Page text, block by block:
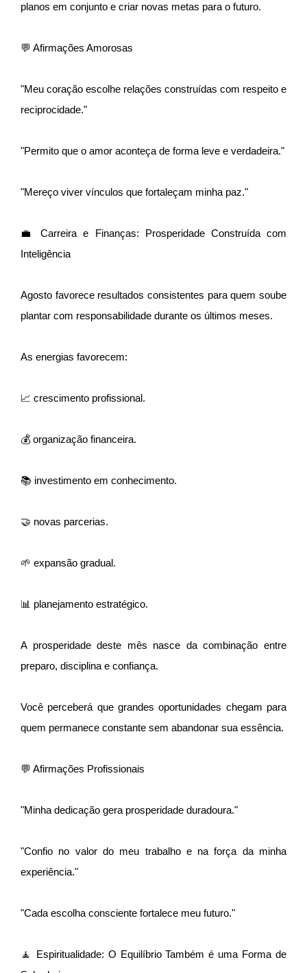
planos em conjunto e criar novas metas para o futuro.
💬 Afirmações Amorosas
"Meu coração escolhe relações construídas com respeito e
reciprocidade."
"Permito que o amor aconteça de forma leve e verdadeira."
"Mereço viver vínculos que fortaleçam minha paz."
💼 Carreira e Finanças: Prosperidade Construída com
Inteligência
Agosto favorece resultados consistentes para quem soube
plantar com responsabilidade durante os últimos meses.
As energias favorecem:
📈 crescimento profissional.
💰 organização financeira.
📚 investimento em conhecimento.
🤝 novas parcerias.
🌱 expansão gradual.
📊 planejamento estratégico.
A prosperidade deste mês nasce da combinação entre
preparo, disciplina e confiança.
Você perceberá que grandes oportunidades chegam para
quem permanece constante sem abandonar sua essência.
💬 Afirmações Profissionais
"Minha dedicação gera prosperidade duradoura."
"Confio no valor do meu trabalho e na força da minha
experiência."
"Cada escolha consciente fortalece meu futuro."
🧘 Espiritualidade: O Equilíbrio Também é uma Forma de